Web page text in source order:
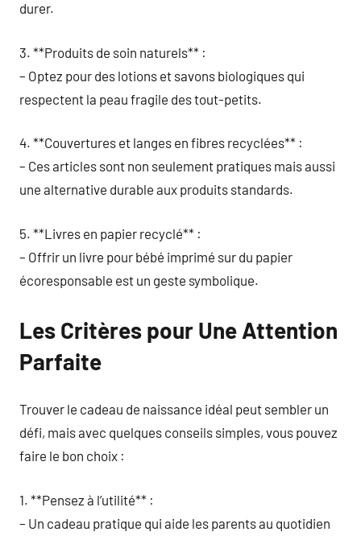
durer.
3. **Produits de soin naturels** :
– Optez pour des lotions et savons biologiques qui
respectent la peau fragile des tout-petits.
4. **Couvertures et langes en fibres recyclées** :
– Ces articles sont non seulement pratiques mais aussi
une alternative durable aux produits standards.
5. **Livres en papier recyclé** :
– Offrir un livre pour bébé imprimé sur du papier
écoresponsable est un geste symbolique.
Les Critères pour Une Attention
Parfaite
Trouver le cadeau de naissance idéal peut sembler un
défi, mais avec quelques conseils simples, vous pouvez
faire le bon choix :
1. **Pensez à l’utilité** :
– Un cadeau pratique qui aide les parents au quotidien